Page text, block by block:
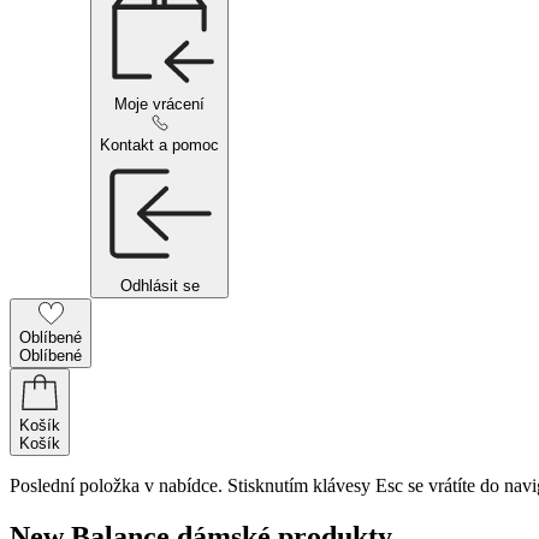
Moje vrácení
Kontakt a pomoc
Odhlásit se
Oblíbené
Oblíbené
Košík
Košík
Poslední položka v nabídce. Stisknutím klávesy Esc se vrátíte do